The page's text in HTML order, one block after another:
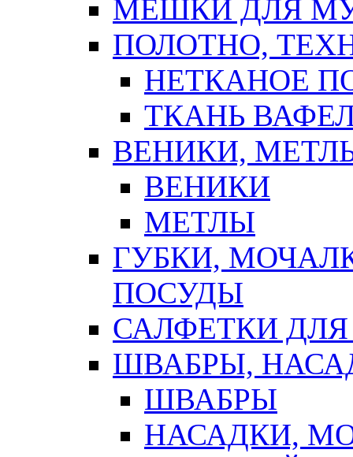
МЕШКИ ДЛЯ
ПОЛОТНО,
НЕТКАНОЕ
ТКАНЬ
ВЕНИКИ,
ВЕНИКИ
МЕТЛЫ
ГУБКИ,
ПОСУДЫ
САЛФЕТКИ
ШВАБРЫ,
ШВАБРЫ
НАСАДКИ,